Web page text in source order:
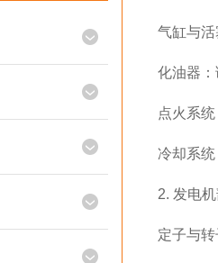
气缸与
化油器
点火系
冷却系
2. 发电
定子与